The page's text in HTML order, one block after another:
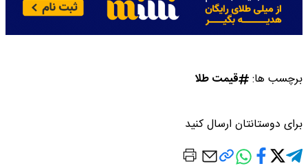
برچسب ها: قیمت طلا
برای دوستانتان ارسال کنید